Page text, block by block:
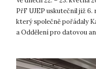
PřF UJEP uskutečnil již
který společně pořádaly
a Oddělení pro datovou